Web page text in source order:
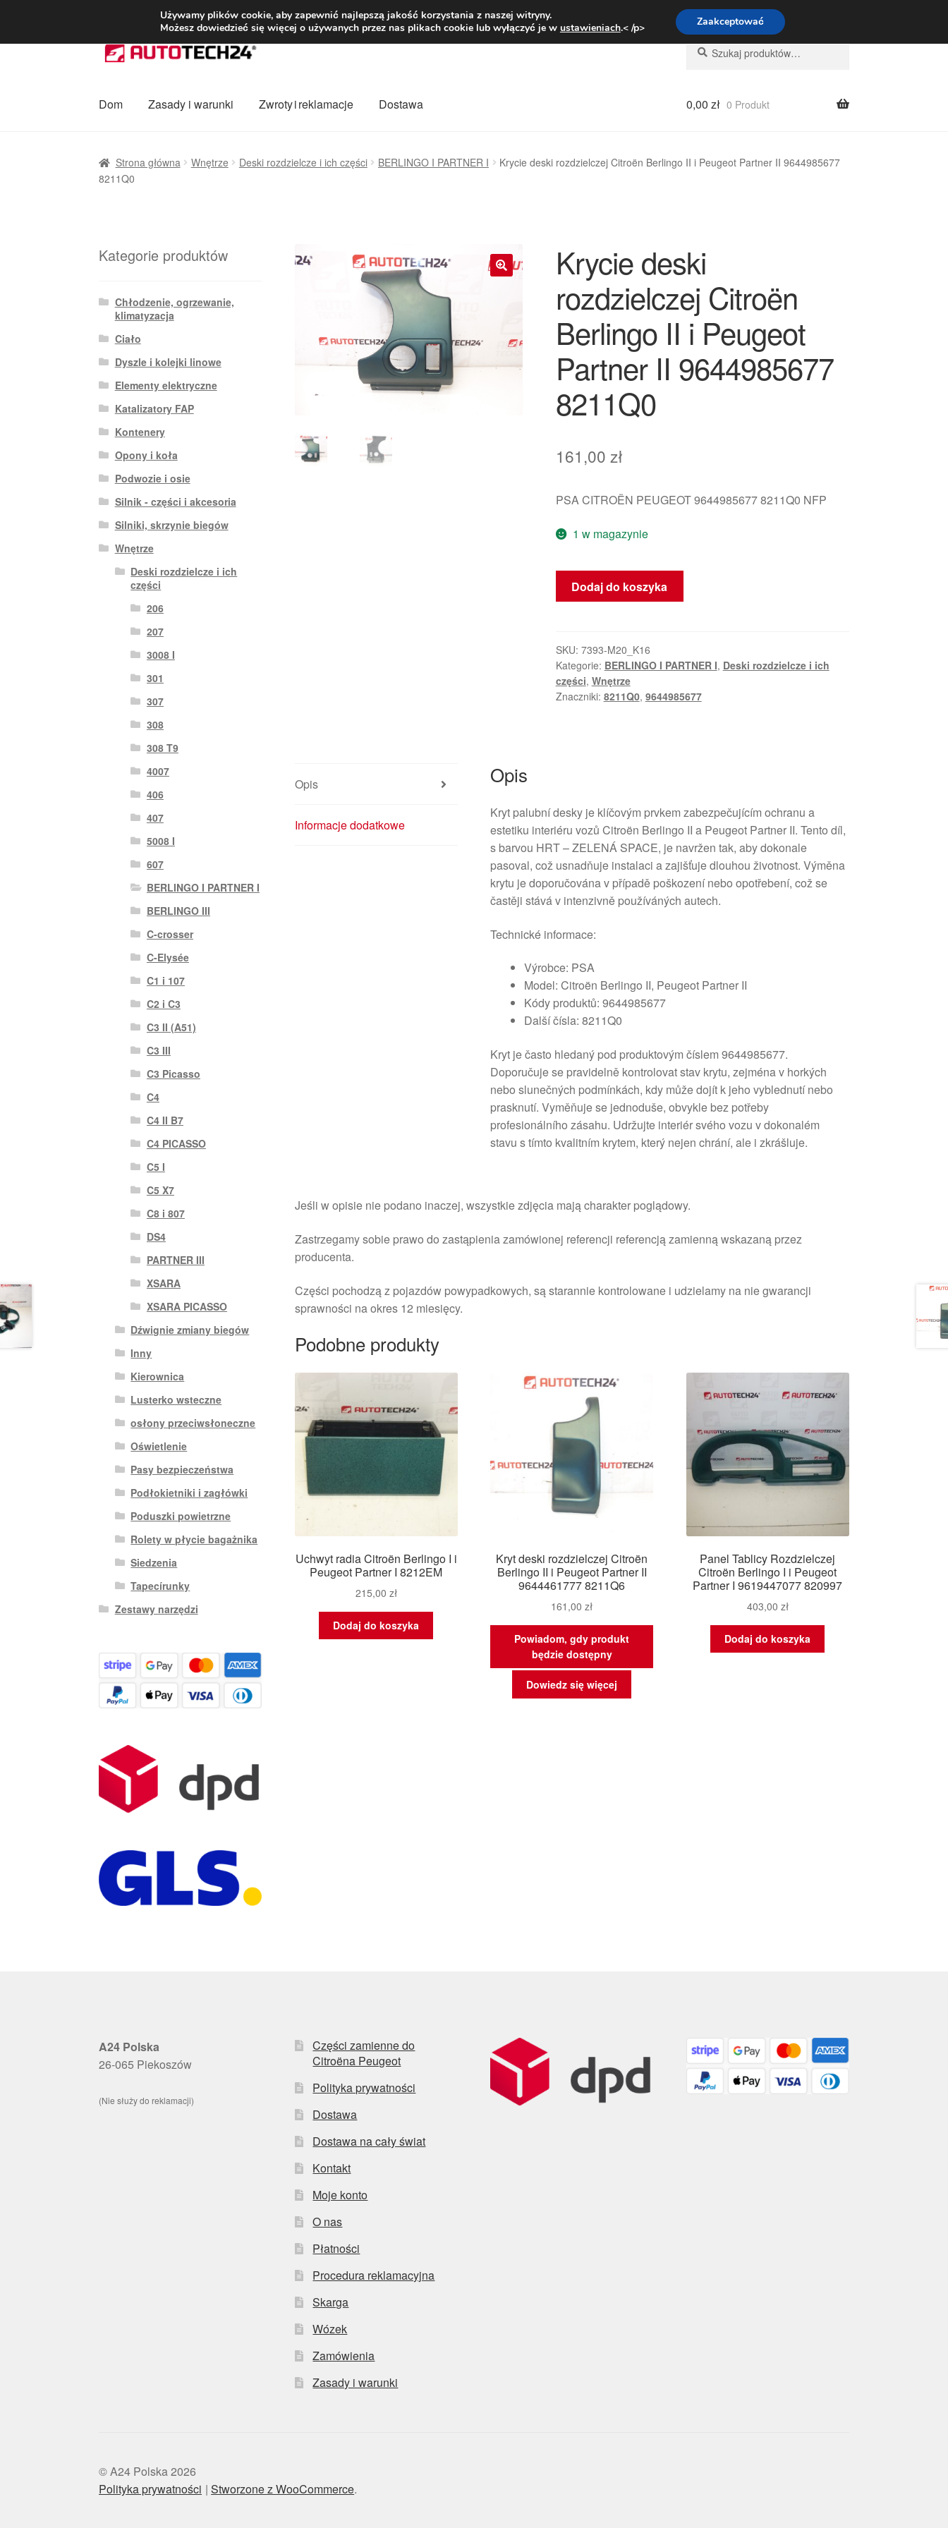
DOSTAWA od 31 zł Pn.-pt. 9:00-16:00800 003 167
Przejdź
do
Przejdź
do
Szukaj:
Szukaj
Dom Zasady i warunki Zwroty i reklamacje Dostawa
Procedura reklamacyjna
0,00 zł 0 Produkt
Strona główna Wnętrze Deski rozdzielcze i ich części BERLINGO I PARTNER I
Krycie deski rozdzielczej Citroën Berlingo II i Peugeot Partner II 9644985677
8211Q0
Krycie deski
rozdzielczej Citroën
Berlingo II i Peugeot
Partner II 9644985677
8211Q0
161,00 zł
PSA CITROËN PEUGEOT 9644985677 8211Q0 NFP
1 w magazynie
ilość
Krycie
Citroën
Berlingo
II
i
Dodaj do koszyka
SKU: 7393-M20_K16
Kategorie: BERLINGO I PARTNER I, Deski rozdzielcze i ich
części, Wnętrze
Znaczniki: 8211Q0, 9644985677
Opis
Informacje dodatkowe
Opis
Kryt palubní desky je klíčovým prvkem zabezpečujícím ochranu a
estetiku interiéru vozů Citroën Berlingo II a Peugeot Partner II. Tento díl,
s barvou HRT – ZELENÁ SPACE, je navržen tak, aby dokonale
pasoval, což usnadňuje instalaci a zajišťuje dlouhou životnost. Výměna
krytu je doporučována v případě poškození nebo opotřebení, což se
častěji stává v intenzivně používáných autech.
Technické informace:
Výrobce: PSA
Model: Citroën Berlingo II, Peugeot Partner II
Kódy produktů: 9644985677
Další čísla: 8211Q0
Kryt je často hledaný pod produktovým číslem 9644985677.
Doporučuje se pravidelně kontrolovat stav krytu, zejména v horkých
nebo slunečných podmínkách, kdy může dojít k jeho vyblednutí nebo
prasknutí. Vyměňuje se jednoduše, obvykle bez potřeby
profesionálního zásahu. Udržujte interiér svého vozu v dokonalém
stavu s tímto kvalitním krytem, který nejen chrání, ale i zkrášluje.
Jeśli w opisie nie podano inaczej, wszystkie zdjęcia mają charakter poglądowy.
Zastrzegamy sobie prawo do zastąpienia zamówionej referencji referencją zamienną wskazaną przez
producenta.
Części pochodzą z pojazdów powypadkowych, są starannie kontrolowane i udzielamy na nie gwarancji
sprawności na okres 12 miesięcy.
Podobne produkty
Uchwyt radia Citroën Berlingo I i
Peugeot Partner I 8212EM
215,00 zł
Dodaj do koszyka
Kryt deski rozdzielczej Citroën
Berlingo II i Peugeot Partner II
9644461777 8211Q6
161,00zł
Powiadom, gdy produkt
będzie dostępny
Dowiedz się więcej
Panel Tablicy Rozdzielczej
Citroën Berlingo I i Peugeot
Partner I 9619447077 820997
403,00 zł
Dodaj do koszyka
Kategorie produktów
Chłodzenie, ogrzewanie,
klimatyzacja
Ciało
Dyszle i kolejki linowe
Elementy elektryczne
Katalizatory FAP
Kontenery
Opony i koła
Podwozie i osie
Silnik - części i akcesoria
Silniki, skrzynie biegów
Wnętrze
Deski rozdzielcze i ich
części
206
207
3008 I
301
307
308
308 T9
4007
406
407
5008 I
607
BERLINGO I PARTNER I
BERLINGO III
C-crosser
C-Elysée
C1 i 107
C2 i C3
C3 II (A51)
C3 III
C3 Picasso
C4
C4 II B7
C4 PICASSO
C5 I
C5 X7
C8 i 807
DS4
PARTNER III
XSARA
XSARA PICASSO
Dźwignie zmiany biegów
Inny
Kierownica
Lusterko wsteczne
osłony przeciwsłoneczne
Oświetlenie
Pasy bezpieczeństwa
Podłokietniki i zagłówki
Poduszki powietrzne
Rolety w płycie bagażnika
Siedzenia
Tapecírunky
Zestawy narzędzi
A24 Polska
26-065 Piekoszów
(Nie służy do reklamacji)
Części zamienne do
Citroëna Peugeot
Polityka prywatności
Dostawa
Dostawa na cały świat
Kontakt
Moje konto
O nas
Płatności
Procedura reklamacyjna
Skarga
Wózek
Zamówienia
Zasady i warunki
© A24 Polska 2026
Polityka prywatności
Stworzone z WooCommerce.
Używamy plików cookie, aby zapewnić najlepszą jakość korzystania z naszej witryny.
Możesz dowiedzieć się więcej o używanych przez nas plikach cookie lub wyłączyć je w ustawieniach.< /p> Zaakceptować